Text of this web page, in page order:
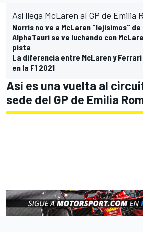
Así llega McLaren al GP de Emilia
Norris no ve a McLaren "lejísimos" de
AlphaTauri se ve luchando con
pista
La diferencia entre McLaren y
en la F1 2021
Así es una vuelta al
sede del GP de Emilia